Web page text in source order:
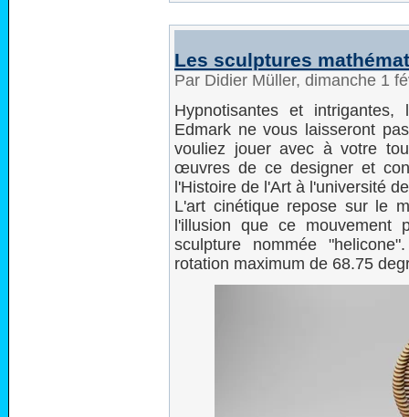
Les sculptures
Par Didier Müller, dimanche 1
Hypnotisantes et
Edmark ne vous laisseront
vouliez jouer avec à votre
œuvres de ce designer et
l'Histoire de l'Art à l'université
L'art cinétique repose sur le
l'illusion que ce mouvement
sculpture nommée
rotation maximum de 68.75